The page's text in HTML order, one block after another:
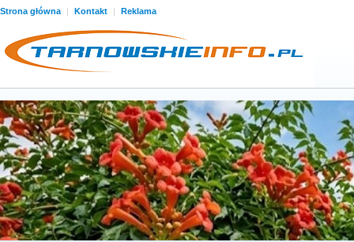
Strona główna | Kontakt | Reklama